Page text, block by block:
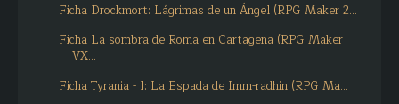
Ficha Drockmort: Lágrimas de un Ángel (RPG Maker 2...
Ficha La sombra de Roma en Cartagena (RPG Maker
VX...
Ficha Tyrania - I: La Espada de Imm-radhin (RPG Ma...